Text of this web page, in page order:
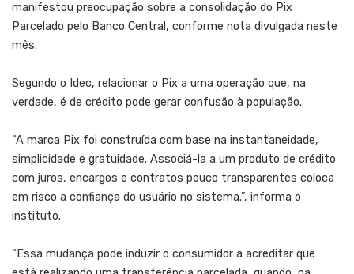
manifestou preocupação sobre a consolidação do Pix
Parcelado pelo Banco Central, conforme nota divulgada neste
mês.
Segundo o Idec, relacionar o Pix a uma operação que, na
verdade, é de crédito pode gerar confusão à população.
“A marca Pix foi construída com base na instantaneidade,
simplicidade e gratuidade. Associá-la a um produto de crédito
com juros, encargos e contratos pouco transparentes coloca
em risco a confiança do usuário no sistema.”, informa o
instituto.
“Essa mudança pode induzir o consumidor a acreditar que